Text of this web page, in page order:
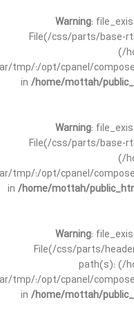
Warning:
File(/css/parts/base-
(/
tmp/:/opt/cpanel/
in /home/mottah/
Warning:
File(/css/parts/base-
(/
tmp/:/opt/cpanel/
in /home/mottah/
Warning:
File(/css/parts/
path(s): (/
tmp/:/opt/cpanel/
in /home/mottah/